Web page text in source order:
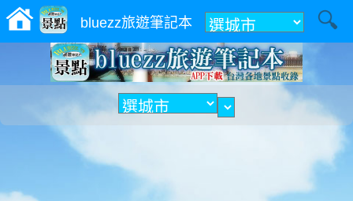
bluezz旅遊筆記本 附近